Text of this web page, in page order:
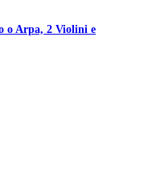
o Arpa, 2 Violini e